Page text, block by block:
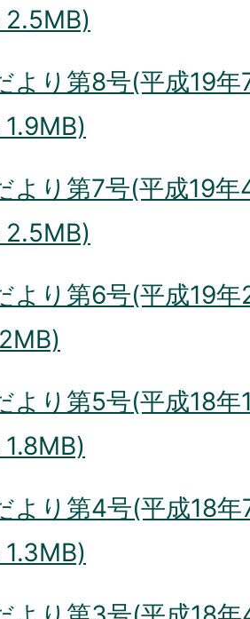
2.5MB)
より第8号(平成19
より第7号(平成19
2.5MB)
より第6号(平成19
より第5号(平成18年
より第4号(平成18